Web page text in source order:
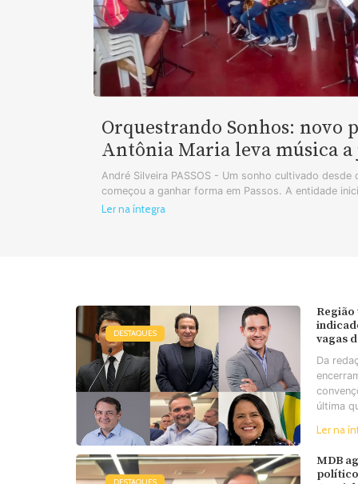
Orquestrando Sonhos: novo
Antônia Maria leva música a
André Silveira PASSOS - Um sonho cultivado
começou a ganhar forma em Passos. A entidade
Ler na íntegra
DESTAQUES
Região
vagas
Da
última
Ler na
DESTAQUES
MDB
político